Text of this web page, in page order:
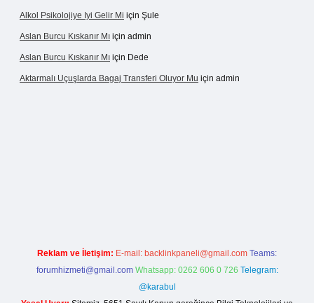
Alkol Psikolojiye Iyi Gelir Mi için Şule
Aslan Burcu Kıskanır Mı için admin
Aslan Burcu Kıskanır Mı için Dede
Aktarmalı Uçuşlarda Bagaj Transferi Oluyor Mu için admin
Reklam ve İletişim: E-mail: backlinkpaneli@gmail.com Teams:
forumhizmeti@gmail.com Whatsapp: 0262 606 0 726 Telegram:
@karabul